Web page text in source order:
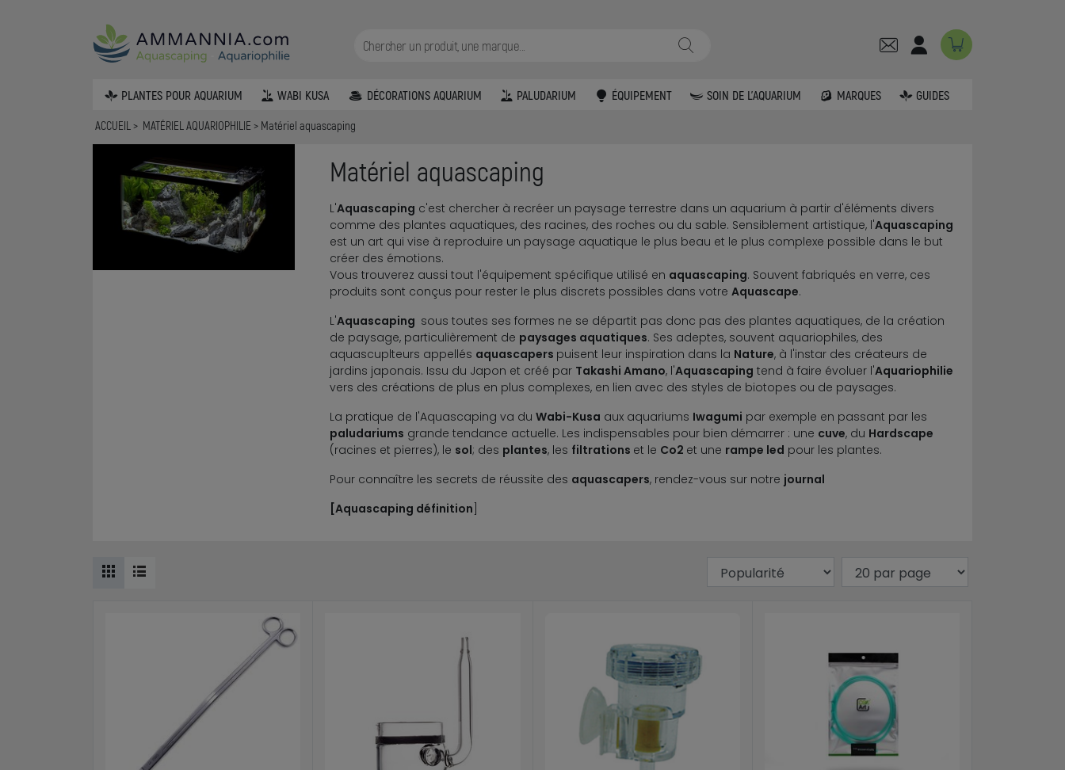
PLANTES POUR AQUARIUM WABI KUSA DÉCORATIONS AQUARIUM PALUDARIUM ÉQUIPEMENT SOIN DE L'AQUARIUM MARQUES GUIDES
ACCUEIL MATÉRIEL AQUARIOPHILIE Matériel aquascaping
Matériel aquascaping
L'Aquascaping c'est chercher à recréer un paysage terrestre dans un aquarium à partir d'éléments divers
comme des plantes aquatiques, des racines, des roches ou du sable. Sensiblement artistique, l'Aquascaping
est un art qui vise à reproduire un paysage aquatique le plus beau et le plus complexe possible dans le but
créer des émotions.
Vous trouverez aussi tout l'équipement spécifique utilisé en aquascaping. Souvent fabriqués en verre, ces
produits sont conçus pour rester le plus discrets possibles dans votre Aquascape.
L'Aquascaping sous toutes ses formes ne se départit pas donc pas des plantes aquatiques, de la création
de paysage, particulièrement de paysages aquatiques. Ses adeptes, souvent aquariophiles, des
aquascuplteurs appellés aquascapers puisent leur inspiration dans la Nature, à l'instar des créateurs de
jardins japonais. Issu du Japon et créé par Takashi Amano, l'Aquascaping tend à faire évoluer l'Aquariophilie
vers des créations de plus en plus complexes, en lien avec des styles de biotopes ou de paysages.
La pratique de l'Aquascaping va du Wabi-Kusa aux aquariums Iwagumi par exemple en passant par les
paludariums grande tendance actuelle. Les indispensables pour bien démarrer : une cuve, du Hardscape
(racines et pierres), le sol; des plantes, les filtrations et le Co2 et une rampe led pour les plantes.
Pour connaître les secrets de réussite des aquascapers, rendez-vous sur notre journal
[Aquascaping définition]